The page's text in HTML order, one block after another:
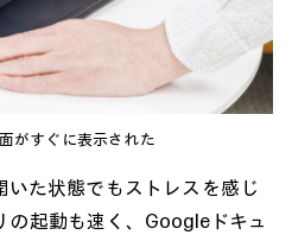
がすぐに表示された
た状態でもストレスを感じ
の起動も速く、Googleドキュ